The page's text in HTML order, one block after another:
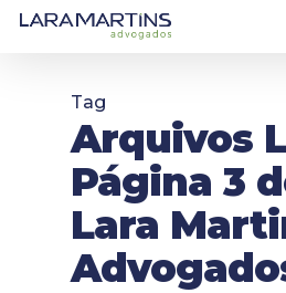
Skip
Tag
Arquivos
Página 3
Lara